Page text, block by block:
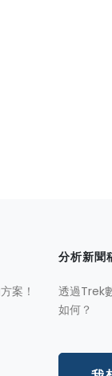
案！
分析新聞
透過Trek
如何？